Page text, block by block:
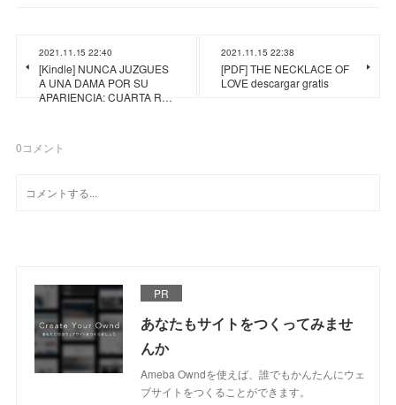
2021.11.15 22:40
[Kindle] NUNCA JUZGUES
A UNA DAMA POR SU
APARIENCIA: CUARTA R…
2021.11.15 22:38
[PDF] THE NECKLACE OF
LOVE descargar gratis
0コメント
PR
あなたもサイトをつくってみませ
んか
Ameba Owndを使えば、誰でもかんたんにウェ
ブサイトをつくることができます。